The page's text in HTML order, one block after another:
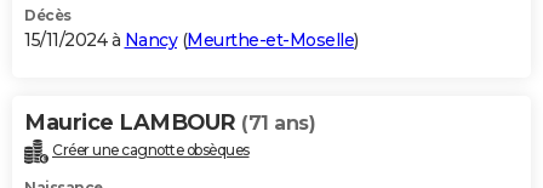
Décès
15/11/2024 à Nancy(Meurthe-et-Moselle)
Maurice LAMBOUR (71 ans)
Créer une cagnotte obsèques